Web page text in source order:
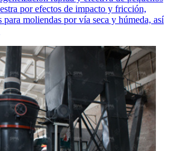
por efectos de impacto y fricción,
para moliendas por vía seca y húmeda, así